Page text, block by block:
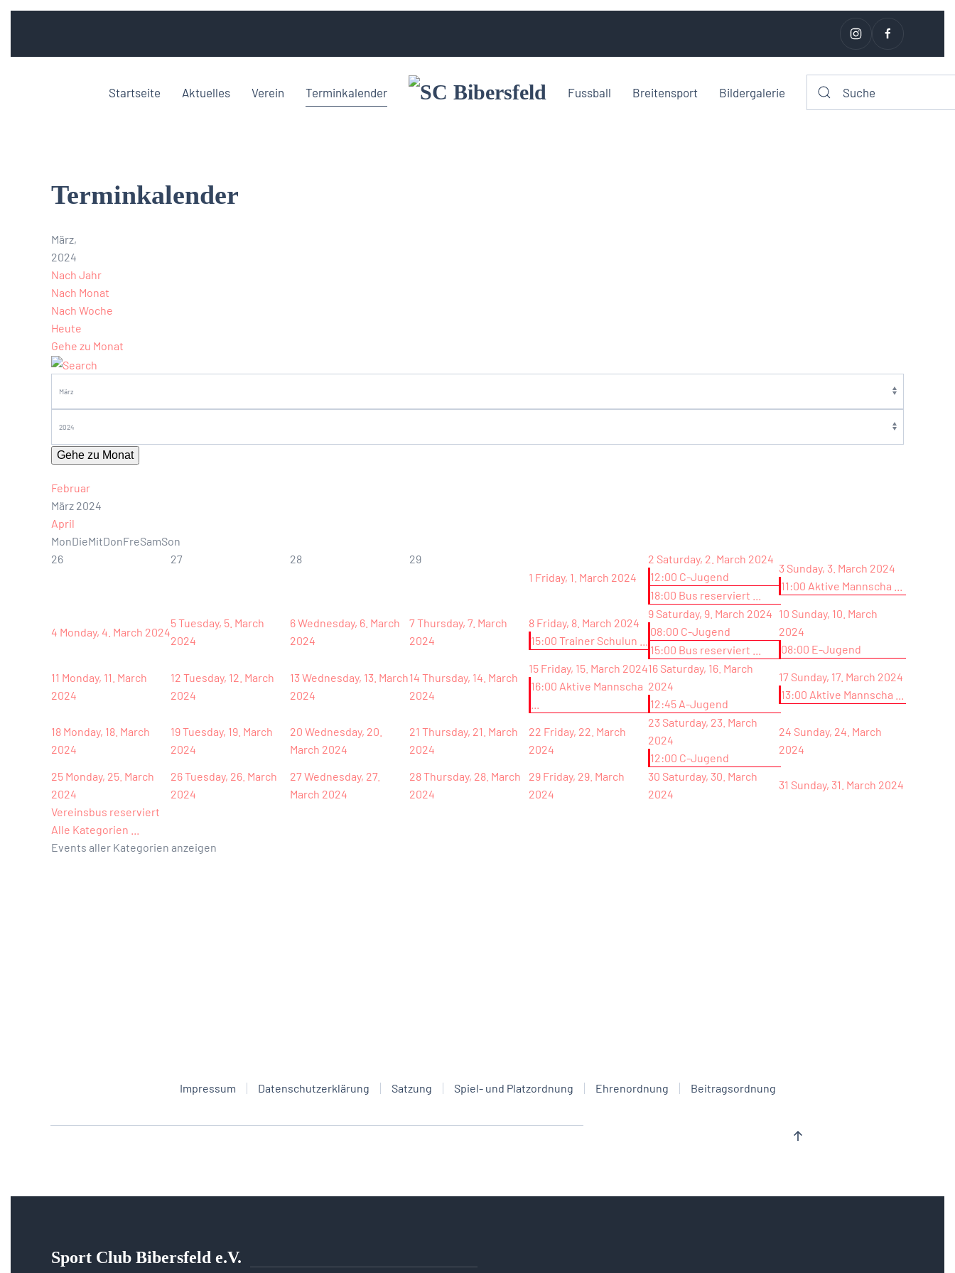
Startseite Aktuelles Verein Terminkalender Fussball Breitensport Bildergalerie
Terminkalender
März,
2024
Nach Jahr
Nach Monat
Nach Woche
Heute
Gehe zu Monat
Gehe zu Monat
Februar
März 2024
April
MonDieMitDonFreSamSon
26
27 28
29
1 Friday, 1. March 2024
2 Saturday, 2. March 2024
12:00 C-Jugend
18:00 Bus reserviert ...
3 Sunday, 3. March 2024
11:00 Aktive Mannscha ...
4 Monday, 4. March 2024
5Tuesday, 5. March
2024
6Wednesday, 6. March
2024
7Thursday, 7. March
2024
8 Friday, 8. March 2024
15:00 Trainer Schulun ...
9 Saturday, 9. March 2024
08:00 C-Jugend
15:00 Bus reserviert ...
10 Sunday, 10. March
2024
08:00 E-Jugend
11 Monday, 11. March
2024
12 Tuesday, 12. March
2024
13 Wednesday, 13. March
2024
14 Thursday, 14. March
2024
15 Friday, 15. March 2024
16:00 Aktive Mannscha
16 Saturday, 16. March
2024
12:45 A-Jugend
17 Sunday, 17. March 2024
13:00 Aktive Mannscha ...
18 Monday, 18. March
2024
19Tuesday, 19. March
2024
20 Wednesday, 20.
March 2024
21 Thursday, 21. March
2024
22 Friday, 22. March
2024
23 Saturday, 23. March
2024
12:00 C-Jugend
24 Sunday, 24. March
2024
25 Monday, 25. March
2024
26Tuesday, 26. March
2024
27Wednesday, 27.
March 2024
28Thursday, 28. March
2024
29 Friday, 29. March
2024
30 Saturday, 30. March
2024
31 Sunday, 31. March 2024
Vereinsbus reserviert
Alle Kategorien ...
Events aller Kategorien anzeigen
Impressum Datenschutzerklärung Satzung Spiel- und Platzordnung Ehrenordnung Beitragsordnung
Sport Club Bibersfeld e.V.